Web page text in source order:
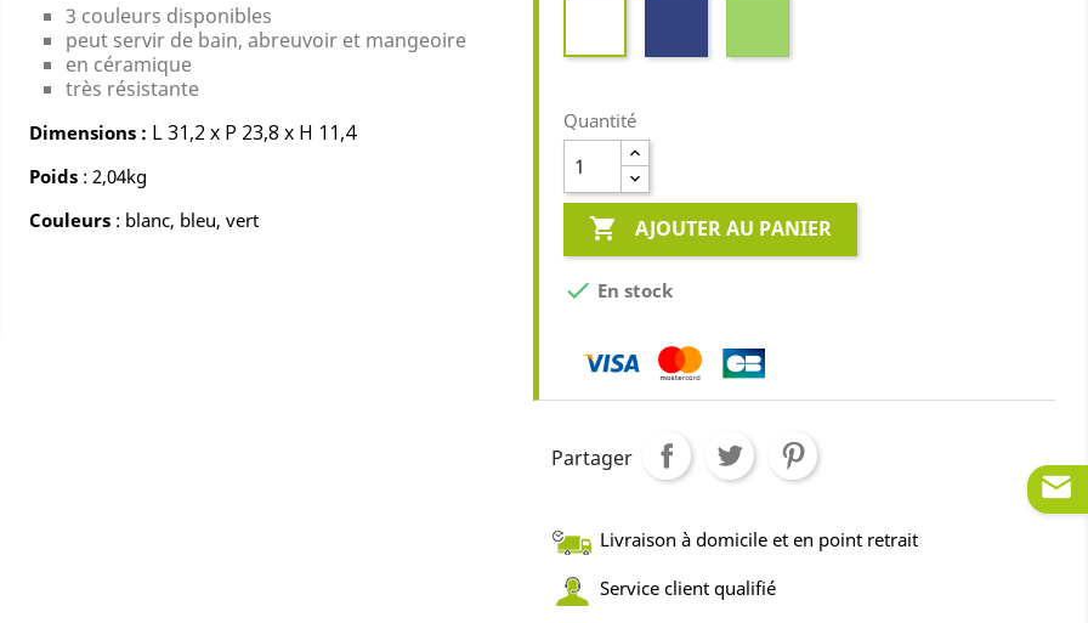
3 couleurs disponibles
peut servir de bain, abreuvoir et mangeoire
en céramique
très résistante
Dimensions : L 31,2 x P 23,8 x H 11,4
Poids: 2,04kg
Couleurs: blanc, bleu, vert
Quantité
 AJOUTER AU PANIER
 En stock
Partager
Livraison à domicile et en point retrait
Service client qualifié